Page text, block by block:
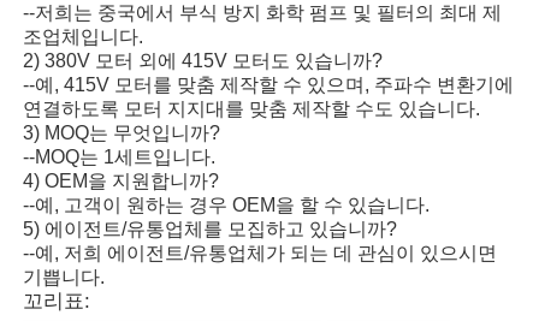
--저희는 중국에서 부식 방지 화학 펌프 및 필터의 최대 제
조업체입니다.
2) 380V 모터 외에 415V 모터도 있습니까?
--예, 415V 모터를 맞춤 제작할 수 있으며, 주파수 변환기에
연결하도록 모터 지지대를 맞춤 제작할 수도 있습니다.
3) MOQ는 무엇입니까?
--MOQ는 1세트입니다.
4) OEM을 지원합니까?
--예, 고객이 원하는 경우 OEM을 할 수 있습니다.
5) 에이전트/유통업체를 모집하고 있습니까?
--예, 저희 에이전트/유통업체가 되는 데 관심이 있으시면
기쁩니다.
꼬리표: